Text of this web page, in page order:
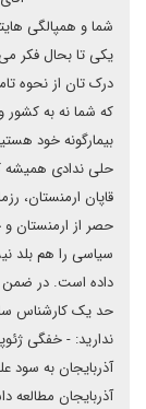
شما و همپالگی
یکی تا بحال فکر
درک تان از نحوه
که شما نه به کشور
بیمارگونه خود
حلی ندادی همیشه
قاپان ارمنستان،
حصر از ارمنستان و
سیاسی را هم بلد
داده است. در
حد یک کارشناس
ندارید: - خفگی
آذربایجان به سود
آذربایجان مطالعه